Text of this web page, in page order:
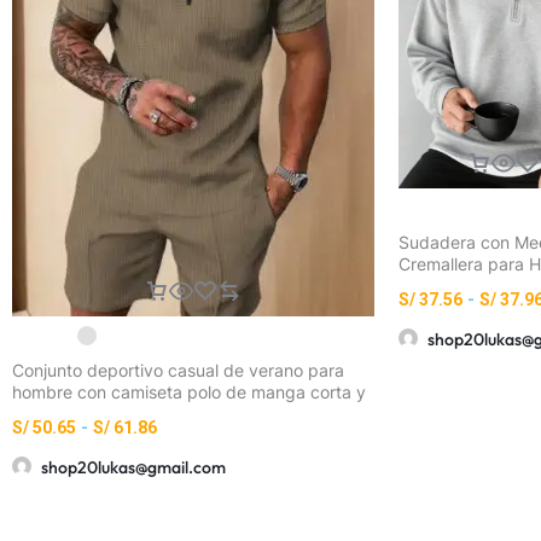
Conjunto deportivo casual de verano para
hombre con camiseta polo de manga corta y
ajustable
S/50.65 - S/ 61.86
shop20lukas@gmail.com
Sudadera con
Cremallera para
S/37.56 - S/